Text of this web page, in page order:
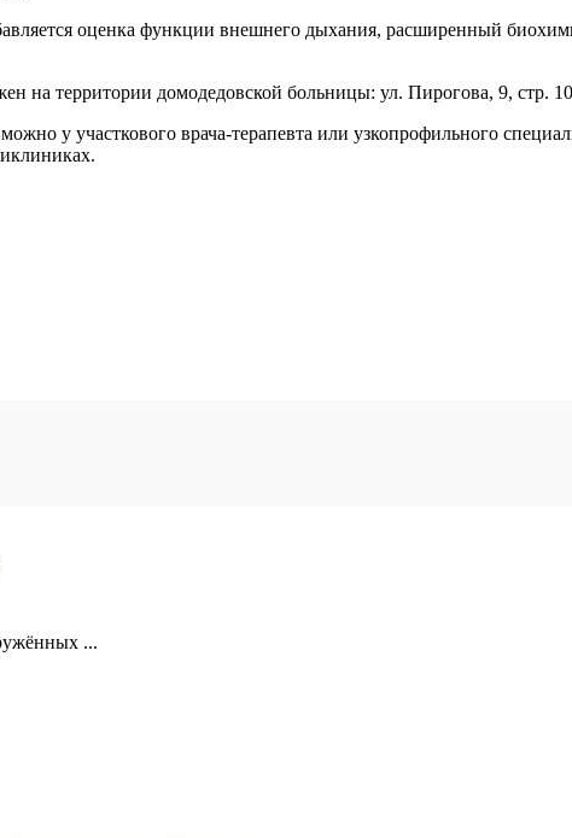
оценка функции внешнего дыхания, расширенный
на территории домодедовской больницы: ул. Пирогова, 9, стр.
у участкового врача-терапевта или узкопрофильного
...